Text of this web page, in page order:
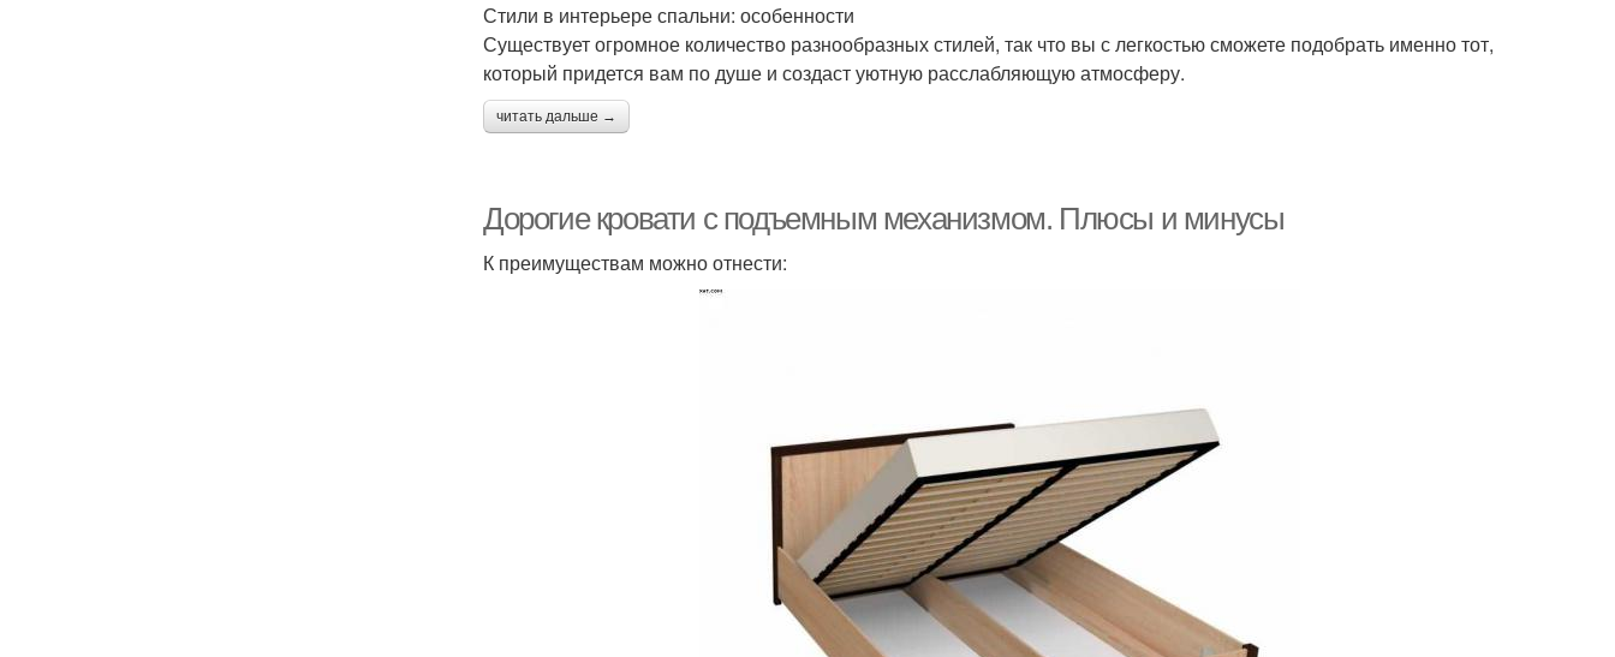
Стили в интерьере спальни: особенности
Существует огромное количество разнообразных стилей, так что вы с легкостью сможете подобрать именно тот,
который придется вам по душе и создаст уютную расслабляющую атмосферу.
читать дальше →
Дорогие кровати с подъемным механизмом. Плюсы и минусы
К преимуществам можно отнести: